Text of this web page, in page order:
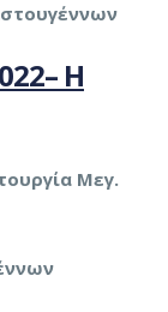
Η
Μεγ.